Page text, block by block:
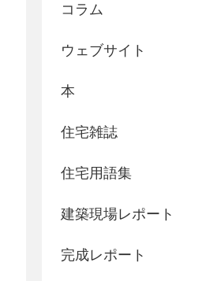
コラム
ウェブサイト
本
住宅雑誌
住宅用語集
建築現場レポート
完成レポート